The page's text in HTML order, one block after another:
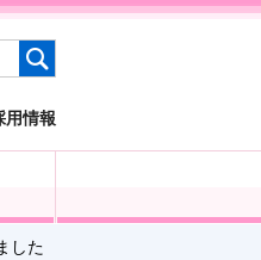
用情報
した